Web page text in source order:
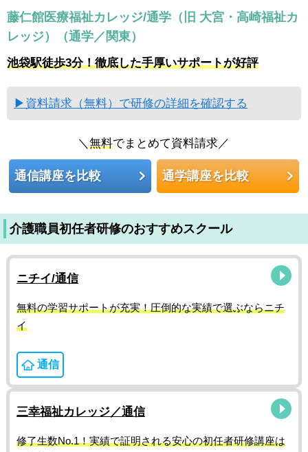
藤仁館医療福祉カレッジ/通学（旧 大宮・高崎福祉カ
レッジ）（通学／関東）
池袋駅徒歩3分！徹底した手厚いサポートが好評
▶資料請求（無料）で研修の詳細を確認する
＼無料でまとめて資料請求／
通信講座を比較 通学講座を比較
介護職員初任者研修のおすすめスクール
ニチイ/通信
無料の学習サポートが充実！圧倒的な実績で選ぶならニチ
イ
通信
三幸福祉カレッジ／通信
修了生数No.1！実績で証明される安心の初任者研修講座は